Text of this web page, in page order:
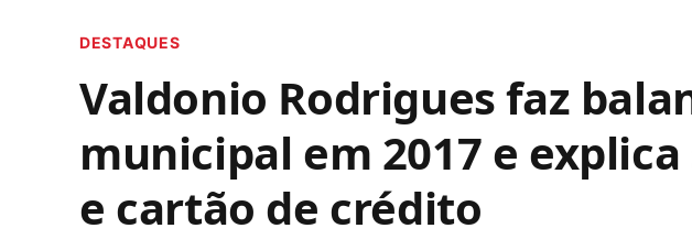
DESTAQUES
Valdonio Rodrigues faz
municipal em 2017 e
e cartão de crédito